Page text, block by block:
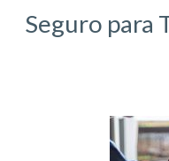
Seguro para